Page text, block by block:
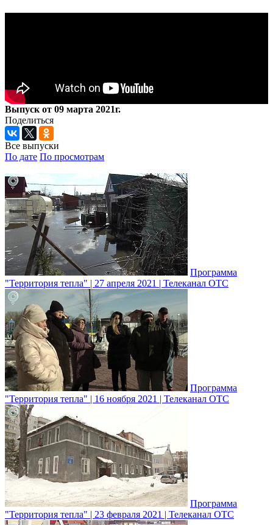
Выпуск от 09 марта 2021г.
Поделиться
Все выпуски
По дате По просмотрам
Программа
"Территория тепла" | 27 апреля 2021 | Телеканал ОТС
Программа
"Территория тепла" | 16 ноября 2021 | Телеканал ОТС
Программа
"Территория тепла" | 23 февраля 2021 | Телеканал ОТС